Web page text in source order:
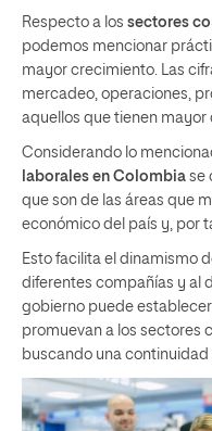
Respecto a los sectores
podemos mencionar
mayor crecimiento. Las
mercadeo, operaciones,
aquellos que tienen mayor
Considerando lo
laborales en Colombia se
que son de las áreas que
económico del país y, por
Esto facilita el dinamismo
diferentes compañías y al
gobierno puede
promuevan a los sectores
buscando una continuidad